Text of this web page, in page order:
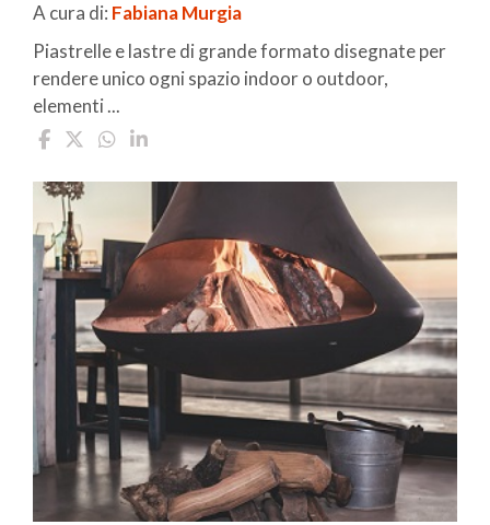
A cura di: Fabiana Murgia
Piastrelle e lastre di grande formato disegnate per
rendere unico ogni spazio indoor o outdoor,
elementi ...